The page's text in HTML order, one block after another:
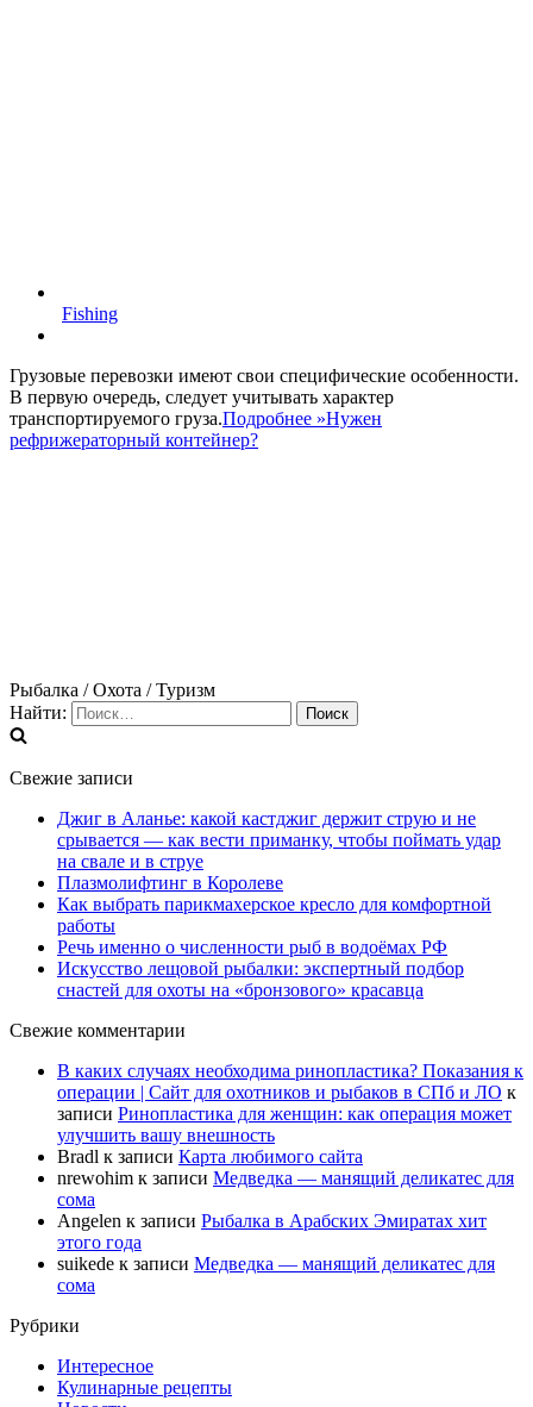
Fishing
Грузовые перевозки имеют свои специфические особенности.
В первую очередь, следует учитывать характер
транспортируемого груза.Подробнее »Нужен
рефрижераторный контейнер?
Рыбалка / Охота / Туризм
Найти:
Свежие записи
Джиг в Аланье: какой кастджиг держит струю и не
срывается — как вести приманку, чтобы поймать удар
на свале и в струе
Плазмолифтинг в Королеве
Как выбрать парикмахерское кресло для комфортной
работы
Речь именно о численности рыб в водоёмах РФ
Искусство лещовой рыбалки: экспертный подбор
снастей для охоты на «бронзового» красавца
Свежие комментарии
В каких случаях необходима ринопластика? Показания к
операции | Сайт для охотников и рыбаков в СПб и ЛО к
записи Ринопластика для женщин: как операция может
улучшить вашу внешность
Bradl к записи Карта любимого сайта
nrewohim к записи Медведка — манящий деликатес для
сома
Angelen к записи Рыбалка в Арабских Эмиратах хит
этого года
suikede к записи Медведка — манящий деликатес для
сома
Рубрики
Интересное
Кулинарные рецепты